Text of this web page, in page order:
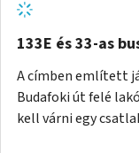
viszont a Kálvin
perccel rövidítheti
133E és 33-as
A címben említett
Budafoki út felé
kell várni egy